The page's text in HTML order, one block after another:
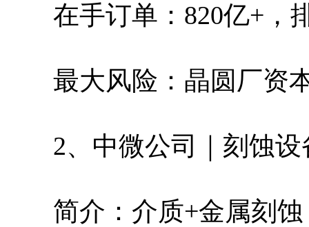
在手订单：820亿+，
最大风险：晶圆厂资
2、中微公司｜刻蚀
简介：介质+金属刻